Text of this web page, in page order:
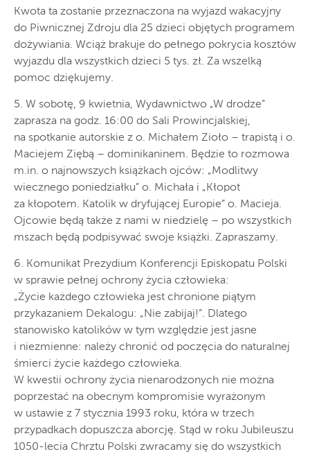
Kwota ta zostanie przeznaczona na wyjazd wakacyjny
do Piwnicznej Zdroju dla 25 dzieci objętych programem
dożywiania. Wciąż brakuje do pełnego pokrycia kosztów
wyjazdu dla wszystkich dzieci 5 tys. zł. Za wszelką
pomoc dziękujemy.
5. W sobotę, 9 kwietnia, Wydawnictwo „W drodze”
zaprasza na godz. 16:00 do Sali Prowincjalskiej,
na spotkanie autorskie z o. Michałem Zioło – trapistą i o.
Maciejem Ziębą – dominikaninem. Będzie to rozmowa
m.in. o najnowszych książkach ojców: „Modlitwy
wiecznego poniedziałku” o. Michała i „Kłopot
za kłopotem. Katolik w dryfującej Europie” o. Macieja.
Ojcowie będą także z nami w niedzielę – po wszystkich
mszach będą podpisywać swoje książki. Zapraszamy.
6. Komunikat Prezydium Konferencji Episkopatu Polski
w sprawie pełnej ochrony życia człowieka:
„Życie każdego człowieka jest chronione piątym
przykazaniem Dekalogu: „Nie zabijaj!”. Dlatego
stanowisko katolików w tym względzie jest jasne
i niezmienne: należy chronić od poczęcia do naturalnej
śmierci życie każdego człowieka.
W kwestii ochrony życia nienarodzonych nie można
poprzestać na obecnym kompromisie wyrażonym
w ustawie z 7 stycznia 1993 roku, która w trzech
przypadkach dopuszcza aborcję. Stąd w roku Jubileuszu
1050-lecia Chrztu Polski zwracamy się do wszystkich